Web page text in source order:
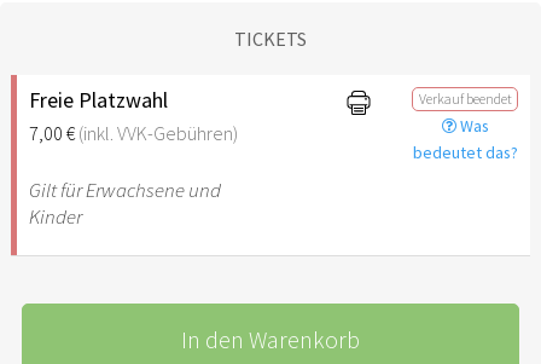
TICKETS
Freie Platzwahl
7,00 €(inkl. VVK-Gebühren)
Verkauf beendet
Was
bedeutet das?
Gilt für Erwachsene und
Kinder
In den Warenkorb